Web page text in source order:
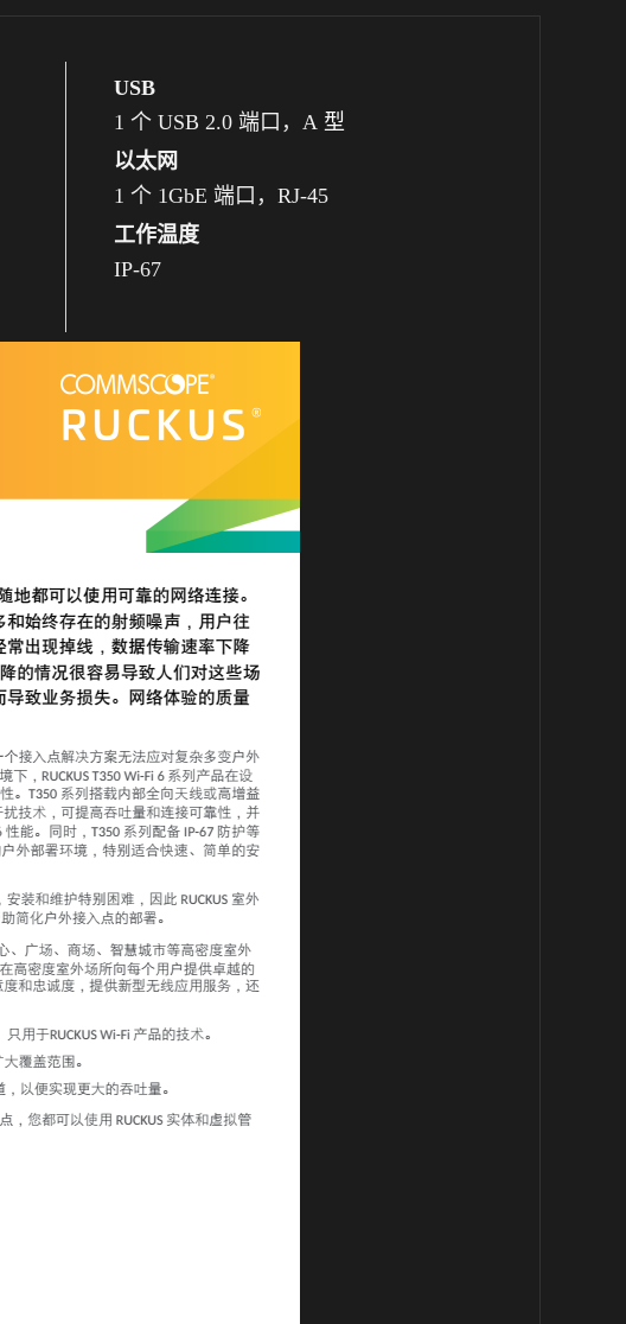
USB
1 个 USB 2.0 端口，A 型
以太网
1 个 1GbE 端口，RJ-45
工作温度
IP-67